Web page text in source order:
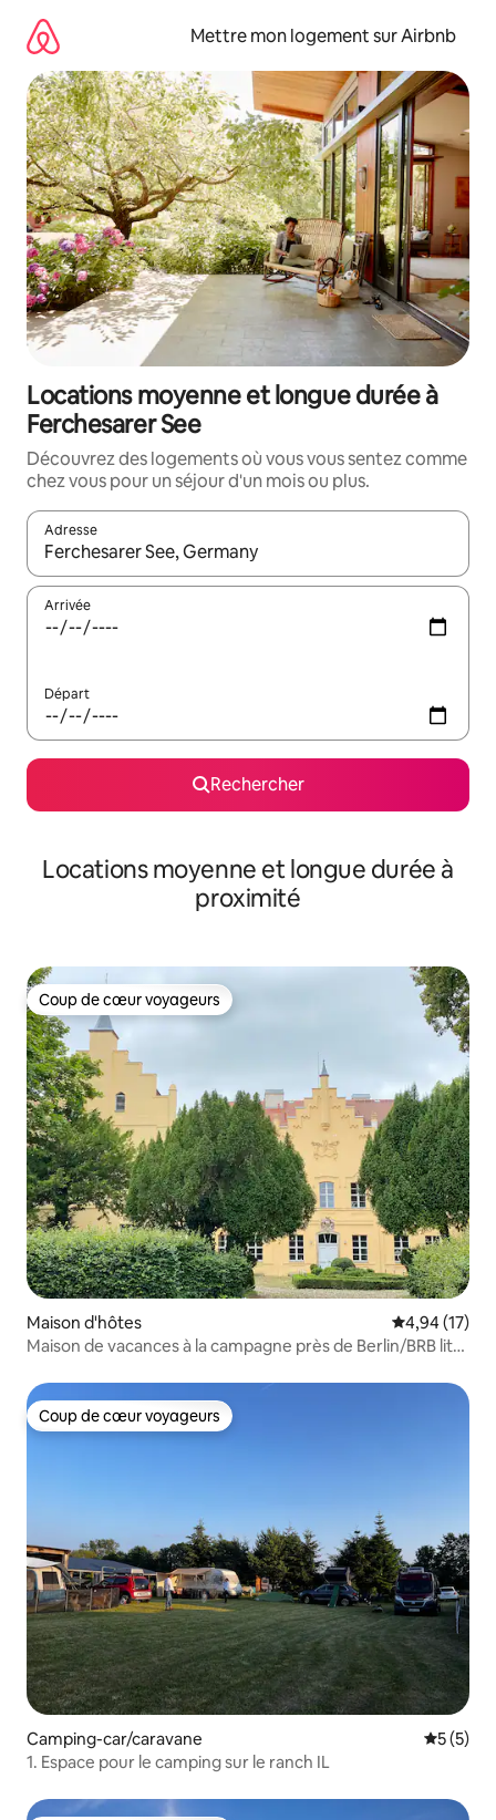
directement
contenu
Mettre mon logement sur Airbnb
Locations moyenne et longue durée à
Ferchesarer See
Découvrez des logements où vous vous sentez comme
chez vous pour un séjour d'un mois ou plus.
Adresse
Lorsque les résultats s'affichent, utilisez les flèches vers le
Arrivée
Départ
Rechercher
Locations moyenne et longue durée à
proximité
Coup de cœur voyageurs
Coup de cœur voyageurs
Maison d'hôtes Évaluation
4,94 (17)
Maison de vacances à la campagne près de Berlin/BRB lit
Coup de cœur voyageurs
Coup de cœur voyageurs
Camping-car/caravane
5 (5)
1. Espace pour le camping sur le ranch IL